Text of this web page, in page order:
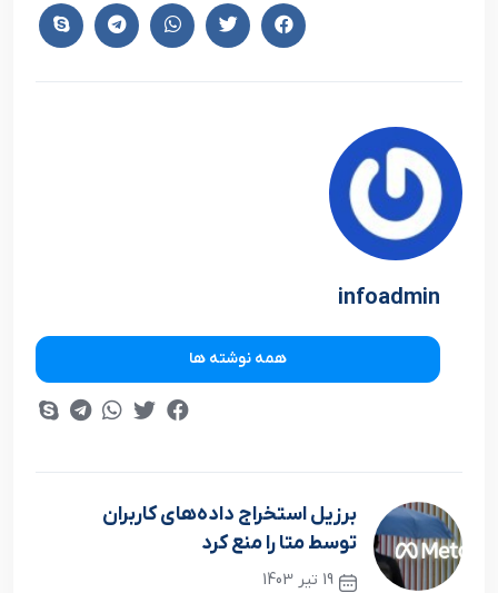
infoadmin
همه نوشته ها
برزیل استخراج داده‌های کاربران
توسط متا را منع کرد
19 تیر 1403